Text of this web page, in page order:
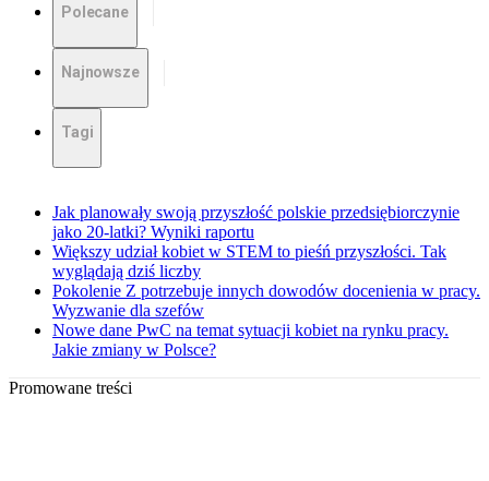
Polecane
Najnowsze
Tagi
Jak planowały swoją przyszłość polskie przedsiębiorczynie
jako 20-latki? Wyniki raportu
Większy udział kobiet w STEM to pieśń przyszłości. Tak
wyglądają dziś liczby
Pokolenie Z potrzebuje innych dowodów docenienia w pracy.
Wyzwanie dla szefów
Nowe dane PwC na temat sytuacji kobiet na rynku pracy.
Jakie zmiany w Polsce?
Promowane treści